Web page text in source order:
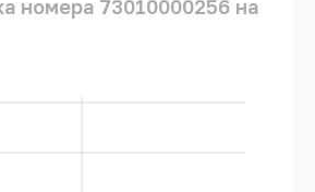
номера 73010000256 на